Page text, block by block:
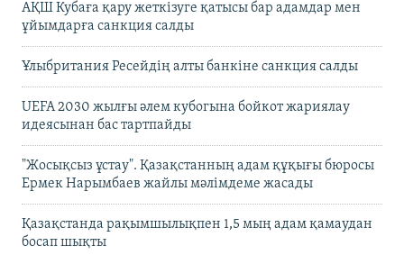
АҚШ Кубаға қару жеткізуге қатысы бар адамдар мен
ұйымдарға санкция салды
Ұлыбритания Ресейдің алты банкіне санкция салды
UEFA 2030 жылғы әлем кубогына бойкот жариялау
идеясынан бас тартпайды
"Жосықсыз ұстау". Қазақстанның адам құқығы бюросы
Ермек Нарымбаев жайлы мәлімдеме жасады
Қазақстанда рақымшылықпен 1,5 мың адам қамаудан
босап шықты